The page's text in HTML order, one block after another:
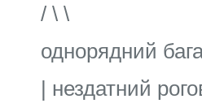
/ \ \
однорядний
| нездатний